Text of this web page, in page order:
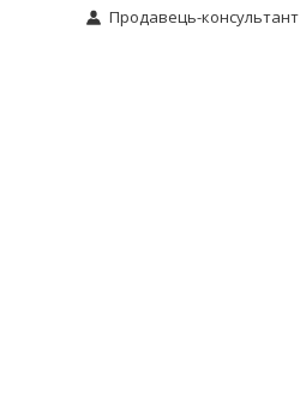
Продавець-консультант